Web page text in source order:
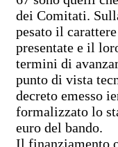
dei Comitati.
pesato il
presentate e il
termini di
punto di vista
decreto emesso
formalizzato lo
euro del bando.
Il finanziamento